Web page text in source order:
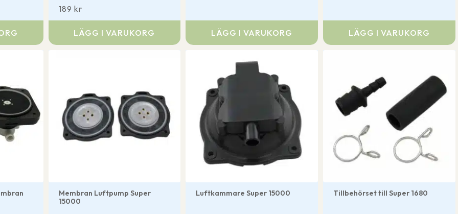
189 kr
LÄGG I VARUKORG LÄGG I VARUKORG LÄGG I VARUKORG
Membran Luftpump Super
15000
Luftkammare Super 15000 Tillbehörset till Super 1680